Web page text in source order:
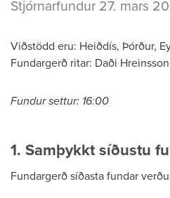
Stjórnarfundur 27. mars
Viðstödd eru: Heiðdís, Þórður,
Fundargerð ritar: Daði Hreinsson
Fundur settur: 16:00
1. Samþykkt síðustu
Fundargerð síðasta fundar